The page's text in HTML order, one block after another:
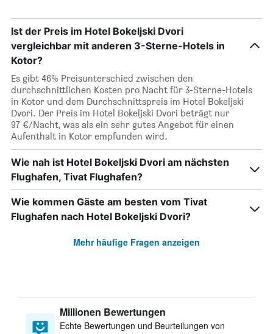
Ist der Preis im Hotel Bokeljski Dvori
vergleichbar mit anderen 3-Sterne-Hotels in
Kotor?
Es gibt 46% Preisunterschied zwischen den
durchschnittlichen Kosten pro Nacht für 3-Sterne-Hotels
in Kotor und dem Durchschnittspreis im Hotel Bokeljski
Dvori. Der Preis im Hotel Bokeljski Dvori beträgt nur
97 €/Nacht, was als ein sehr gutes Angebot für einen
Aufenthalt in Kotor empfunden wird.
Wie nah ist Hotel Bokeljski Dvori am nächsten
Flughafen, Tivat Flughafen?
Wie kommen Gäste am besten vom Tivat
Flughafen nach Hotel Bokeljski Dvori?
Mehr häufige Fragen anzeigen
Millionen Bewertungen
Echte Bewertungen und Beurteilungen von